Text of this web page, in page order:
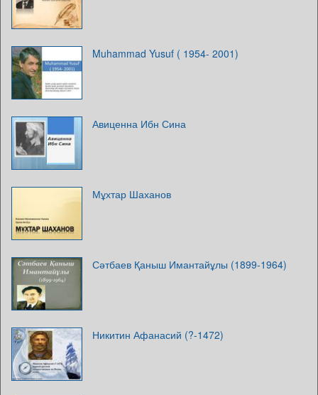
Muhammad Yusuf ( 1954- 2001)
Авиценна Ибн Сина
Мұхтар Шаханов
Сәтбаев Қаныш Имантайұлы (1899-1964)
Никитин Афанасий (?-1472)